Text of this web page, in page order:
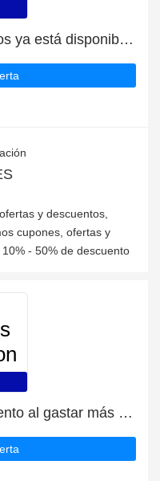
Nuevas ofertas y descuentos ya está disponible | Labels Fashion
y descuentos,
cupones, ofertas y
- 50% de descuento
Obtenga un 10% de descuento al gastar más de 70€